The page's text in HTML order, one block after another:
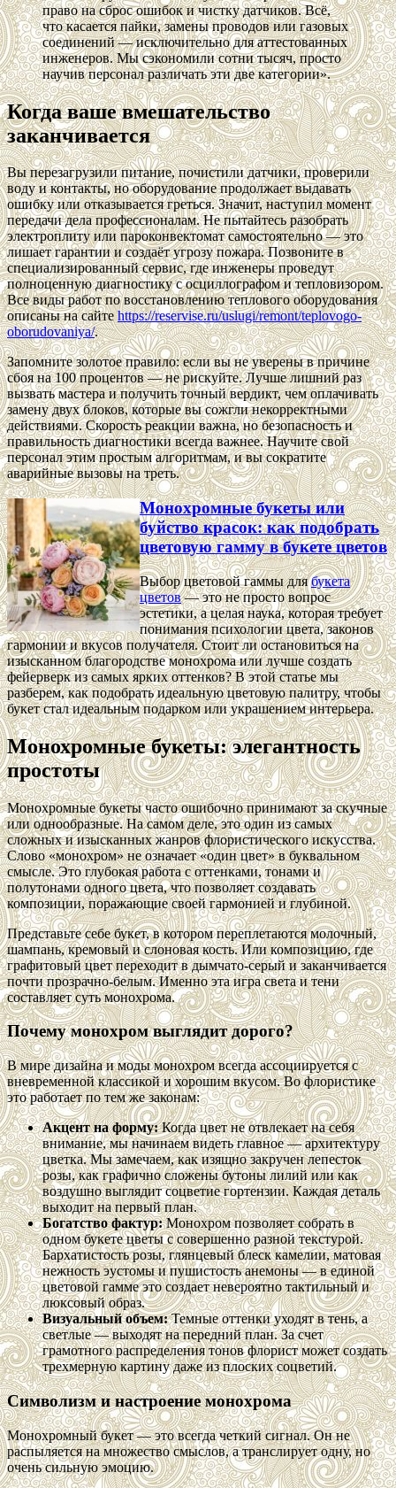
право на сброс ошибок и чистку датчиков. Всё,
что касается пайки, замены проводов или газовых
соединений — исключительно для аттестованных
инженеров. Мы сэкономили сотни тысяч, просто
научив персонал различать эти две категории».
Когда ваше вмешательство
заканчивается
Вы перезагрузили питание, почистили датчики, проверили
воду и контакты, но оборудование продолжает выдавать
ошибку или отказывается греться. Значит, наступил момент
передачи дела профессионалам. Не пытайтесь разобрать
электроплиту или пароконвектомат самостоятельно — это
лишает гарантии и создаёт угрозу пожара. Позвоните в
специализированный сервис, где инженеры проведут
полноценную диагностику с осциллографом и тепловизором.
Все виды работ по восстановлению теплового оборудования
описаны на сайтеhttps://reservise.ru/uslugi/remont/teplovogo-
oborudovaniya/.
Запомните золотое правило: если вы не уверены в причине
сбоя на 100 процентов — не рискуйте. Лучше лишний раз
вызвать мастера и получить точный вердикт, чем оплачивать
замену двух блоков, которые вы сожгли некорректными
действиями. Скорость реакции важна, но безопасность и
правильность диагностики всегда важнее. Научите свой
персонал этим простым алгоритмам, и вы сократите
аварийные вызовы на треть.
Монохромные букеты или
буйство красок: как подобрать
цветовую гамму в букете цветов
Выбор цветовой гаммы длябукета
цветов— это не просто вопрос
эстетики, а целая наука, которая требует
понимания психологии цвета, законов
гармонии и вкусов получателя. Стоит ли остановиться на
изысканном благородстве монохрома или лучше создать
фейерверк из самых ярких оттенков? В этой статье мы
разберем, как подобрать идеальную цветовую палитру, чтобы
букет стал идеальным подарком или украшением интерьера.
Монохромные букеты: элегантность
простоты
Монохромные букеты часто ошибочно принимают за скучные
или однообразные. На самом деле, это один из самых
сложных и изысканных жанров флористического искусства.
Слово «монохром» не означает «один цвет» в буквальном
смысле. Это глубокая работа с оттенками, тонами и
полутонами одного цвета, что позволяет создавать
композиции, поражающие своей гармонией и глубиной.
Представьте себе букет, в котором переплетаются молочный,
шампань, кремовый и слоновая кость. Или композицию, где
графитовый цвет переходит в дымчато-серый и заканчивается
почти прозрачно-белым. Именно эта игра света и тени
составляет суть монохрома.
Почему монохром выглядит дорого?
В мире дизайна и моды монохром всегда ассоциируется с
вневременной классикой и хорошим вкусом. Во флористике
это работает по тем же законам:
Акцент на форму:Когда цвет не отвлекает на себя
внимание, мы начинаем видеть главное — архитектуру
цветка. Мы замечаем, как изящно закручен лепесток
розы, как графично сложены бутоны лилий или как
воздушно выглядит соцветие гортензии. Каждая деталь
выходит на первый план.
Богатство фактур:Монохром позволяет собрать в
одном букете цветы с совершенно разной текстурой.
Бархатистость розы, глянцевый блеск камелии, матовая
нежность эустомы и пушистость анемоны — в единой
цветовой гамме это создает невероятно тактильный и
люксовый образ.
Визуальный объем:Темные оттенки уходят в тень, а
светлые — выходят на передний план. За счет
грамотного распределения тонов флорист может создать
трехмерную картину даже из плоских соцветий.
Символизм и настроение монохрома
Монохромный букет — это всегда четкий сигнал. Он не
распыляется на множество смыслов, а транслирует одну, но
очень сильную эмоцию.